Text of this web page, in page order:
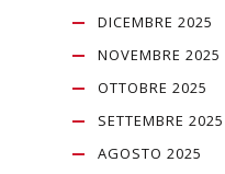
DICEMBRE 2025
NOVEMBRE 2025
OTTOBRE 2025
SETTEMBRE 2025
AGOSTO 2025